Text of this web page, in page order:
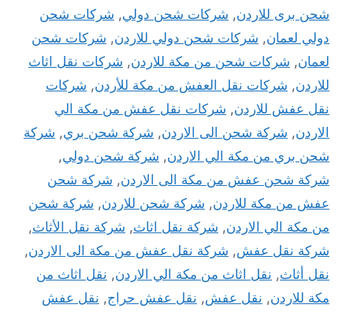
شحن برى للاردن, شركات شحن دولي, شركات شحن
دولي لعمان, شركات شحن دولي للاردن, شركات شحن
لعمان, شركات شحن من مكة للاردن, شركات نقل اثاث
للاردن, شركات نقل العفش من مكة للأردن, شركات
نقل عفش للاردن, شركات نقل عفش من مكة الي
الاردن, شركة شحن الى الاردن, شركة شحن بري, شركة
شحن بري من مكة الي الاردن, شركة شحن دولي,
شركة شحن عفش من مكة الى الاردن, شركة شحن
عفش من مكة للاردن, شركة شحن للاردن, شركة شحن
من مكة الي الاردن, شركة نقل اثاث, شركة نقل الأثاث,
شركة نقل عفش, شركة نقل عفش من مكة الى الاردن,
نقل أثاث, نقل اثاث من مكة الي الاردن, نقل اثاث من
مكة للاردن, نقل عفش, نقل عفش حراج, نقل عفش